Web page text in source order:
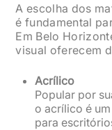
A escolha dos
é fundamental
Em Belo
visual oferecem
Acrílico
Popular por
o acrílico é
para